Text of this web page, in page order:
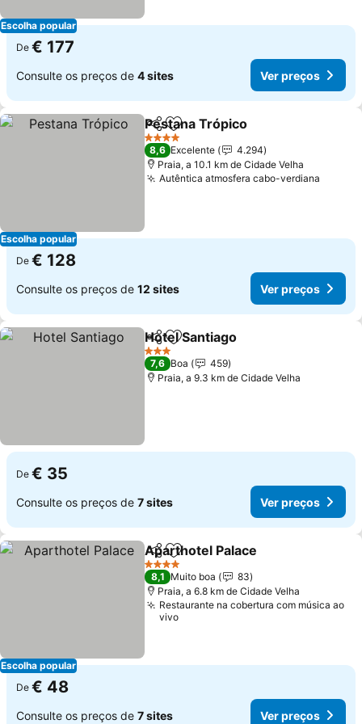
Escolha popular
De € 177
Consulte os preços de 4 sites Ver preços
Escolha popular
PartilharAdicionar aos favoritos
Pestana Trópico
4 Estrelas
8,6 Excelente
4.294
Praia, a 10.1 km de Cidade Velha
Autêntica atmosfera cabo-verdiana
De € 128
Consulte os preços de 12 sites Ver preços
PartilharAdicionar aos favoritos
Hotel Santiago
3 Estrelas
7,6 Boa
459
Praia, a 9.3 km de Cidade Velha
De € 35
Consulte os preços de 7 sites Ver preços
Escolha popular
PartilharAdicionar aos favoritos
Aparthotel Palace
4 Estrelas
8,1 Muito boa
83
Praia, a 6.8 km de Cidade Velha
Restaurante na cobertura com música ao
vivo
De € 48
Consulte os preços de 7 sites Ver preços